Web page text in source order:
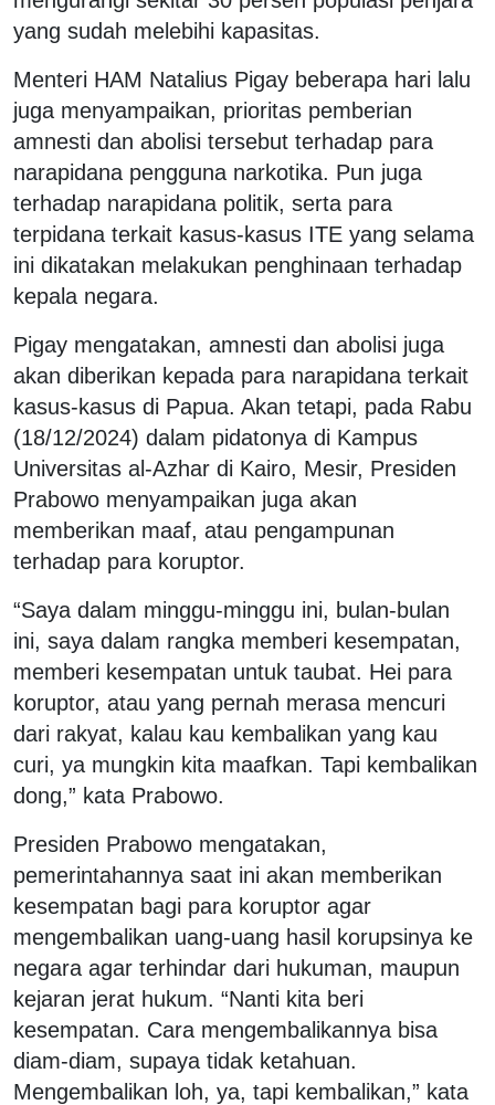
yang sudah melebihi kapasitas.
Menteri HAM Natalius Pigay beberapa hari lalu
juga menyampaikan, prioritas pemberian
amnesti dan abolisi tersebut terhadap para
narapidana pengguna narkotika. Pun juga
terhadap narapidana politik, serta para
terpidana terkait kasus-kasus ITE yang selama
ini dikatakan melakukan penghinaan terhadap
kepala negara.
Pigay mengatakan, amnesti dan abolisi juga
akan diberikan kepada para narapidana terkait
kasus-kasus di Papua. Akan tetapi, pada Rabu
(18/12/2024) dalam pidatonya di Kampus
Universitas al-Azhar di Kairo, Mesir, Presiden
Prabowo menyampaikan juga akan
memberikan maaf, atau pengampunan
terhadap para koruptor.
“Saya dalam minggu-minggu ini, bulan-bulan
ini, saya dalam rangka memberi kesempatan,
memberi kesempatan untuk taubat. Hei para
koruptor, atau yang pernah merasa mencuri
dari rakyat, kalau kau kembalikan yang kau
curi, ya mungkin kita maafkan. Tapi kembalikan
dong,” kata Prabowo.
Presiden Prabowo mengatakan,
pemerintahannya saat ini akan memberikan
kesempatan bagi para koruptor agar
mengembalikan uang-uang hasil korupsinya ke
negara agar terhindar dari hukuman, maupun
kejaran jerat hukum. “Nanti kita beri
kesempatan. Cara mengembalikannya bisa
diam-diam, supaya tidak ketahuan.
Mengembalikan loh, ya, tapi kembalikan,” kata